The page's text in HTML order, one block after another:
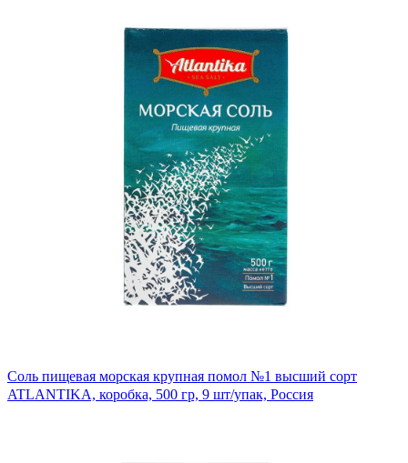
Соль пищевая морская крупная помол №1 высший сорт
ATLANTIKA, коробка, 500 гр, 9 шт/упак, Россия